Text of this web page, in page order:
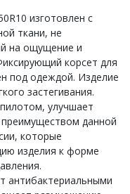
изготовлен с
ткани, не
на ощущение и
корсет для
под одеждой. Изделие
застегивания.
улучшает
данной
которые
изделия к форме
антибактериальными